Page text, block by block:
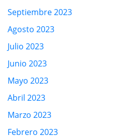
Septiembre 2023
Agosto 2023
Julio 2023
Junio 2023
Mayo 2023
Abril 2023
Marzo 2023
Febrero 2023